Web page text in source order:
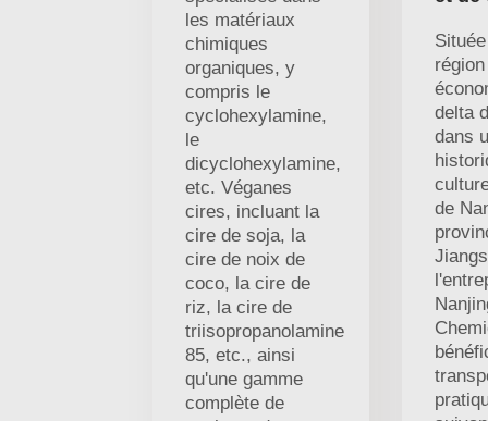
les matériaux
chimiques
organiques, y
compris le
cyclohexylamine,
le
dicyclohexylamine,
etc. Véganes
cires, incluant la
cire de soja, la
cire de noix de
coco, la cire de
riz, la cire de
triisopropanolamine
85, etc., ainsi
qu'une gamme
complète de
région
delta
dans
de